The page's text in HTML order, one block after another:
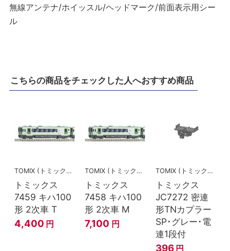
無線アンテナ/ホイッスル/ヘッドマーク/前面表示用シー
ル
こちらの商品をチェックした人へおすすめ商品
TOMIX (トミックス)
トミックス
7459 キハ100
形 2次車 T
4,400 円
TOMIX (トミックス)
トミックス
7458 キハ100
形 2次車 M
7,100 円
TOMIX (トミックス)
トミックス
JC7272 密連
形TNカプラー
SP･グレー･電
連1段付
396 円